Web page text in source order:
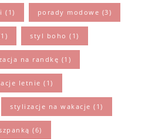
(1) porady modowe (3)
styl boho (1)
na randkę (1)
letnie (1)
stylizacje na wakacje (1)
(6)